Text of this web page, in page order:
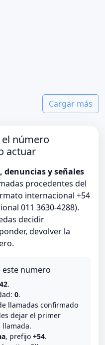
Cargar más
número
actuar
denuncias y señales
procedentes del
internacional +54
011 3630-4288).
decidir
devolver la
este numero
42.
0.
llamadas confirmado
dejar el primer
, prefijo +54.